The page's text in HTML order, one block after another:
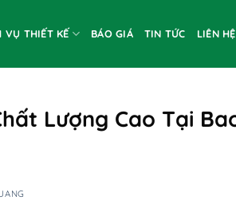
VỤ THIẾT KẾ BÁO GIÁ TIN TỨC LIÊN HỆ
Lượng Cao Tại